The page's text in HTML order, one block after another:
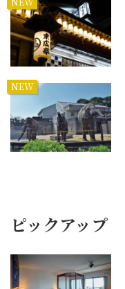
NEW
ピックアップ